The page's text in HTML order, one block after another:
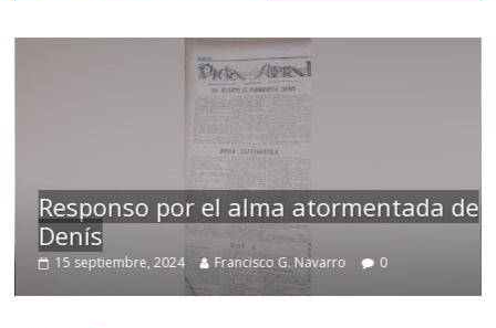
Responso por el alma atormentada de
Denís
15 septiembre, 2024 Francisco G. Navarro 0